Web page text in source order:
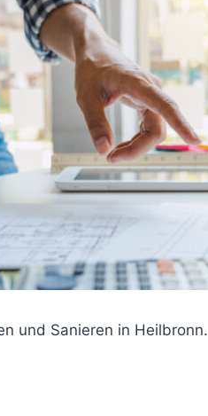
und Sanieren in Heilbronn.